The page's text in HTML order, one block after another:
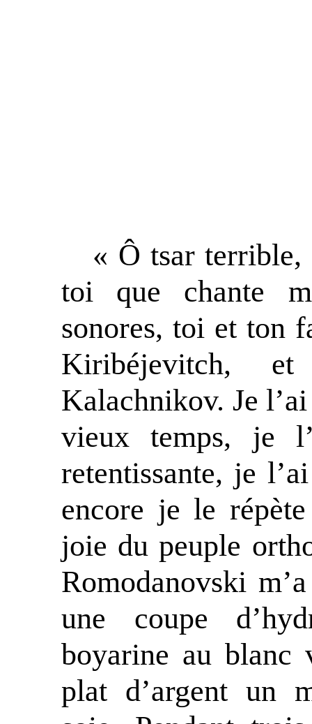
« Ô tsar terrible,
toi que chante
sonores, toi et ton
Kiribéjevitch,
Kalachnikov. Je
vieux temps, je
retentissante, je
encore je le
joie du peuple
Romodanovski
une coupe
boyarine au blanc
plat d’argent un